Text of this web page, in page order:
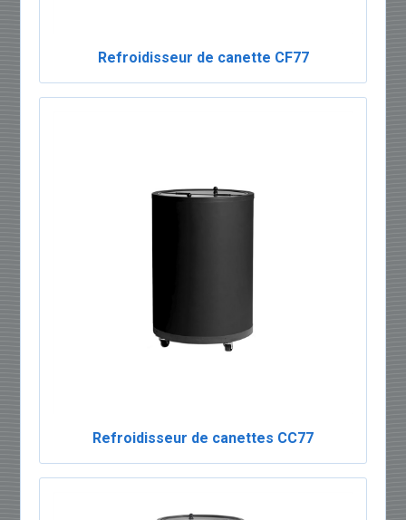
Refroidisseur de canette CF77
Refroidisseur de canettes CC77